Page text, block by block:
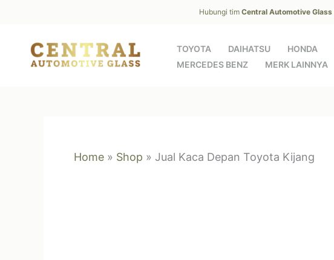
content
Hubungi tim Central Automotive Glass
TOYOTA DAIHATSU HONDA
MERCEDES BENZ
MERK LAINNYA
Home » Shop » Jual Kaca Depan Toyota Kijang